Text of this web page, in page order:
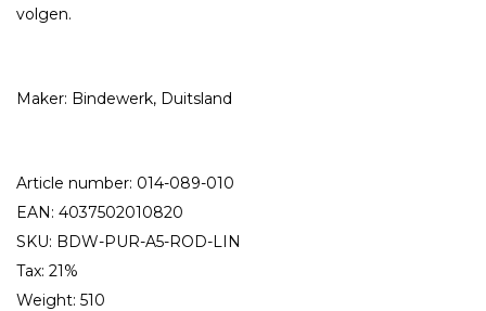
volgen.
Maker: Bindewerk, Duitsland
Article number: 014-089-010
EAN: 4037502010820
SKU: BDW-PUR-A5-ROD-LIN
Tax: 21%
Weight: 510